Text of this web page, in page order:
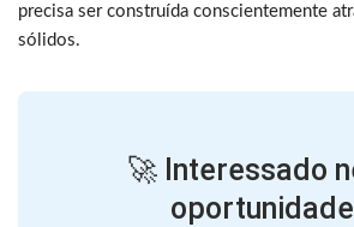
precisa ser construída conscientemente
sólidos.
🚀 Interessado